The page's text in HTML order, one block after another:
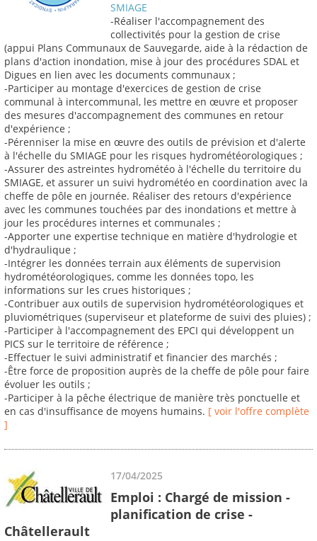
SMIAGE
-Réaliser l'accompagnement des
collectivités pour la gestion de crise
(appui Plans Communaux de Sauvegarde, aide à la rédaction de
plans d'action inondation, mise à jour des procédures SDAL et
Digues en lien avec les documents communaux ;
-Participer au montage d'exercices de gestion de crise
communal à intercommunal, les mettre en œuvre et proposer
des mesures d'accompagnement des communes en retour
d'expérience ;
-Pérenniser la mise en œuvre des outils de prévision et d'alerte
à l'échelle du SMIAGE pour les risques hydrométéorologiques ;
-Assurer des astreintes hydrométéo à l'échelle du territoire du
SMIAGE, et assurer un suivi hydrométéo en coordination avec la
cheffe de pôle en journée. Réaliser des retours d'expérience
avec les communes touchées par des inondations et mettre à
jour les procédures internes et communales ;
-Apporter une expertise technique en matière d'hydrologie et
d'hydraulique ;
-Intégrer les données terrain aux éléments de supervision
hydrométéorologiques, comme les données topo, les
informations sur les crues historiques ;
-Contribuer aux outils de supervision hydrométéorologiques et
pluviométriques (superviseur et plateforme de suivi des pluies) ;
-Participer à l'accompagnement des EPCI qui développent un
PICS sur le territoire de référence ;
-Effectuer le suivi administratif et financier des marchés ;
-Être force de proposition auprès de la cheffe de pôle pour faire
évoluer les outils ;
-Participer à la pêche électrique de manière très ponctuelle et
en cas d'insuffisance de moyens humains. [ voir l'offre complète
]
17/04/2025
Emploi : Chargé de mission -
planification de crise -
Châtellerault